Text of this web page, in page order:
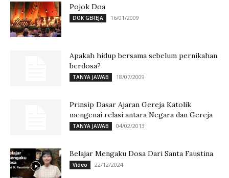
Pojok Doa
DOK GEREJA 16/01/2009
Apakah hidup bersama sebelum pernikahan
berdosa?
TANYA JAWAB 18/07/2009
Prinsip Dasar Ajaran Gereja Katolik
mengenai relasi antara Negara dan Gereja
TANYA JAWAB 04/02/2013
Belajar Mengaku Dosa Dari Santa Faustina
Video 22/12/2024